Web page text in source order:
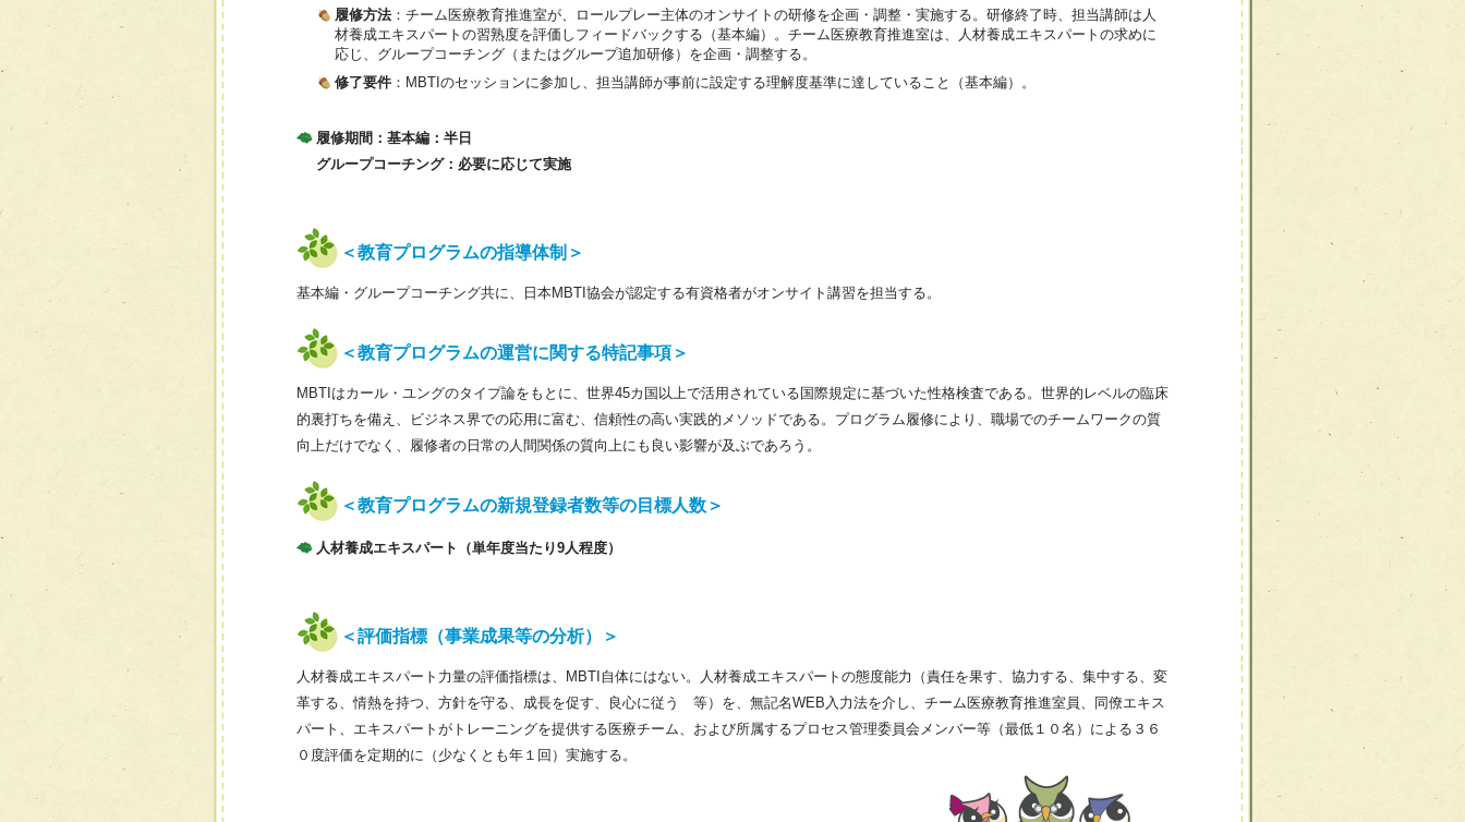
履修方法：チーム医療教育推進室が、ロールプレー主体のオンサイトの研修を企画・調整・実施する。研修終了時、担当講師は人
材養成エキスパートの習熟度を評価しフィードバックする（基本編）。チーム医療教育推進室は、人材養成エキスパートの求めに
応じ、グループコーチング（またはグループ追加研修）を企画・調整する。
修了要件 ：MBTIのセッションに参加し、担当講師が事前に設定する理解度基準に達していること（基本編）。
履修期間：基本編：半日
グループコーチング：必要に応じて実施
＜教育プログラムの指導体制＞
基本編・グループコーチング共に、日本MBTI協会が認定する有資格者がオンサイト講習を担当する。
＜教育プログラムの運営に関する特記事項＞
MBTIはカール・ユングのタイプ論をもとに、世界45カ国以上で活用されている国際規定に基づいた性格検査である。世界的レベルの臨床
的裏打ちを備え、ビジネス界での応用に富む、信頼性の高い実践的メソッドである。プログラム履修により、職場でのチームワークの質
向上だけでなく、履修者の日常の人間関係の質向上にも良い影響が及ぶであろう。
＜教育プログラムの新規登録者数等の目標人数＞
人材養成エキスパート（単年度当たり9人程度）
＜評価指標（事業成果等の分析）＞
人材養成エキスパート力量の評価指標は、MBTI自体にはない。人材養成エキスパートの態度能力（責任を果す、協力する、集中する、変
革する、情熱を持つ、方針を守る、成長を促す、良心に従う 等）を、無記名WEB入力法を介し、チーム医療教育推進室員、同僚エキス
パート、エキスパートがトレーニングを提供する医療チーム、および所属するプロセス管理委員会メンバー等（最低１０名）による３６
０度評価を定期的に（少なくとも年１回）実施する。